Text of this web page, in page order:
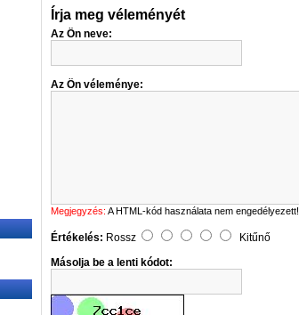
Írja meg véleményét
Az Ön neve:
Az Ön véleménye:
Megjegyzés: A HTML-kód használata nem engedélyezett!
Értékelés: Rossz
Kitűnő
Másolja be a lenti kódot: